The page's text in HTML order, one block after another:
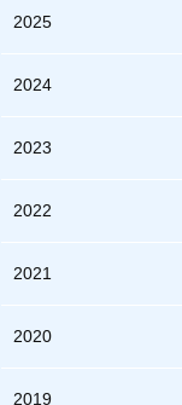
2025
2024
2023
2022
2021
2020
2019